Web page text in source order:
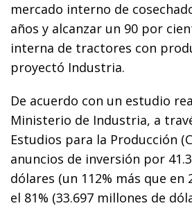
mercado interno de
años y alcanzar un 90 por
interna de tractores con
proyectó Industria.
De acuerdo con un estudio
Ministerio de Industria, a
Estudios para la Producción
anuncios de inversión por
dólares (un 112% más que en
el 81% (33.697 millones de